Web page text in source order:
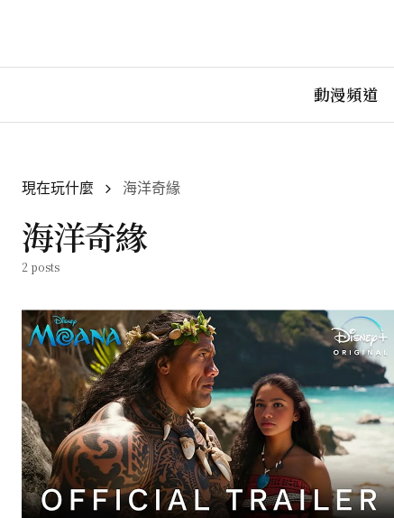
動漫頻道
現在玩什麼 海洋奇緣
海洋奇緣
2 posts